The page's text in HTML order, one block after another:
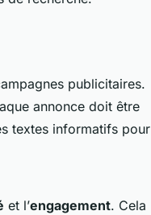
publicitaires.
annonce doit être
textes informatifs pour
et l’engagement. Cela